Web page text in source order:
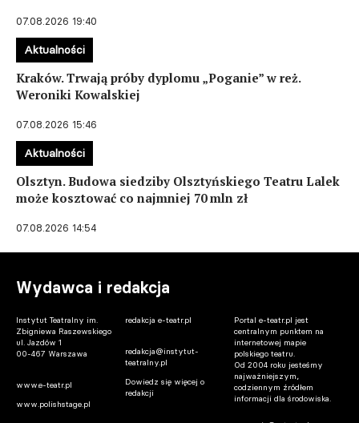
07.08.2026 19:40
Kraków. Trwają próby dyplomu „Poganie” w reż.
Weroniki Kowalskiej
07.08.2026 15:46
Aktualności
Olsztyn. Budowa siedziby Olsztyńskiego Teatru Lalek
może kosztować co najmniej 70 mln zł
07.08.2026 14:54
Aktualności
Wydawca i redakcja
Instytut Teatralny im.
Zbigniewa Raszewskiego
ul. Jazdów 1
00-467 Warszawa
www.e-teatr.pl
www.polishstage.pl
redakcja e-teatr.pl
redakcja@instytut-
teatralny.pl
Dowiedz się więcej o
redakcji
Portal e-teatr.pl jest
centralnym punktem na
internetowej mapie
polskiego teatru.
Od 2004 roku jesteśmy
najważniejszym,
codziennym źródłem
informacji dla środowiska.